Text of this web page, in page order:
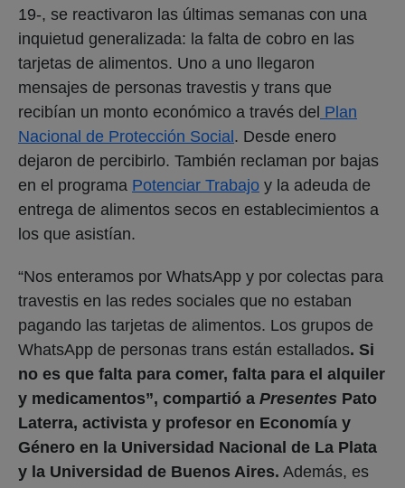
19-, se reactivaron las últimas semanas con una
inquietud generalizada: la falta de cobro en las
tarjetas de alimentos. Uno a uno llegaron
mensajes de personas travestis y trans que
recibían un monto económico a través del Plan
Nacional de Protección Social. Desde enero
dejaron de percibirlo. También reclaman por bajas
en el programa Potenciar Trabajo y la adeuda de
entrega de alimentos secos en establecimientos a
los que asistían.
“Nos enteramos por WhatsApp y por colectas para
travestis en las redes sociales que no estaban
pagando las tarjetas de alimentos. Los grupos de
WhatsApp de personas trans están estallados. Si
no es que falta para comer, falta para el alquiler
y medicamentos”, compartió a Presentes Pato
Laterra, activista y profesor en Economía y
Género en la Universidad Nacional de La Plata
y la Universidad de Buenos Aires. Además, es